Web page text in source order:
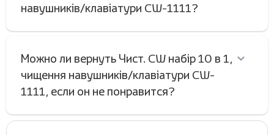
навушників/клавіатури CW-1111?
Можно ли вернуть Чист. CW набір 10 в 1,
чищення навушників/клавіатури CW-
1111, если он не понравится?